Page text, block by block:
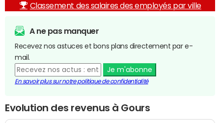
Classement des salaires des employés par ville
A ne pas manquer
Recevez nos astuces et bons plans directement par e-
mail.
Je m'abonne
En savoir plus sur notre politique de confidentialité
Evolution des revenus à Gours